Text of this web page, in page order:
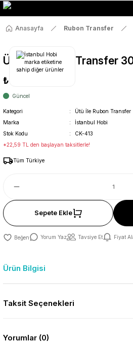
Size Özel "HG10" Koduyla Sepette
Anasayfa Rubon Transfer
Ütü İle Rub On Transfer
₺119
Güncel
Kategori
Ütü İle Rubon Transfer
Marka
İstanbul Hobi
Stok Kodu
CK-413
*22,59 TL den başlayan taksitlerle!
Tüm Türkiye
Sepete Ekle
Yorum Yaz Tavsiye Et Fiyat
Ürün Bilgisi
Taksit Seçenekleri
Yorumlar (0)